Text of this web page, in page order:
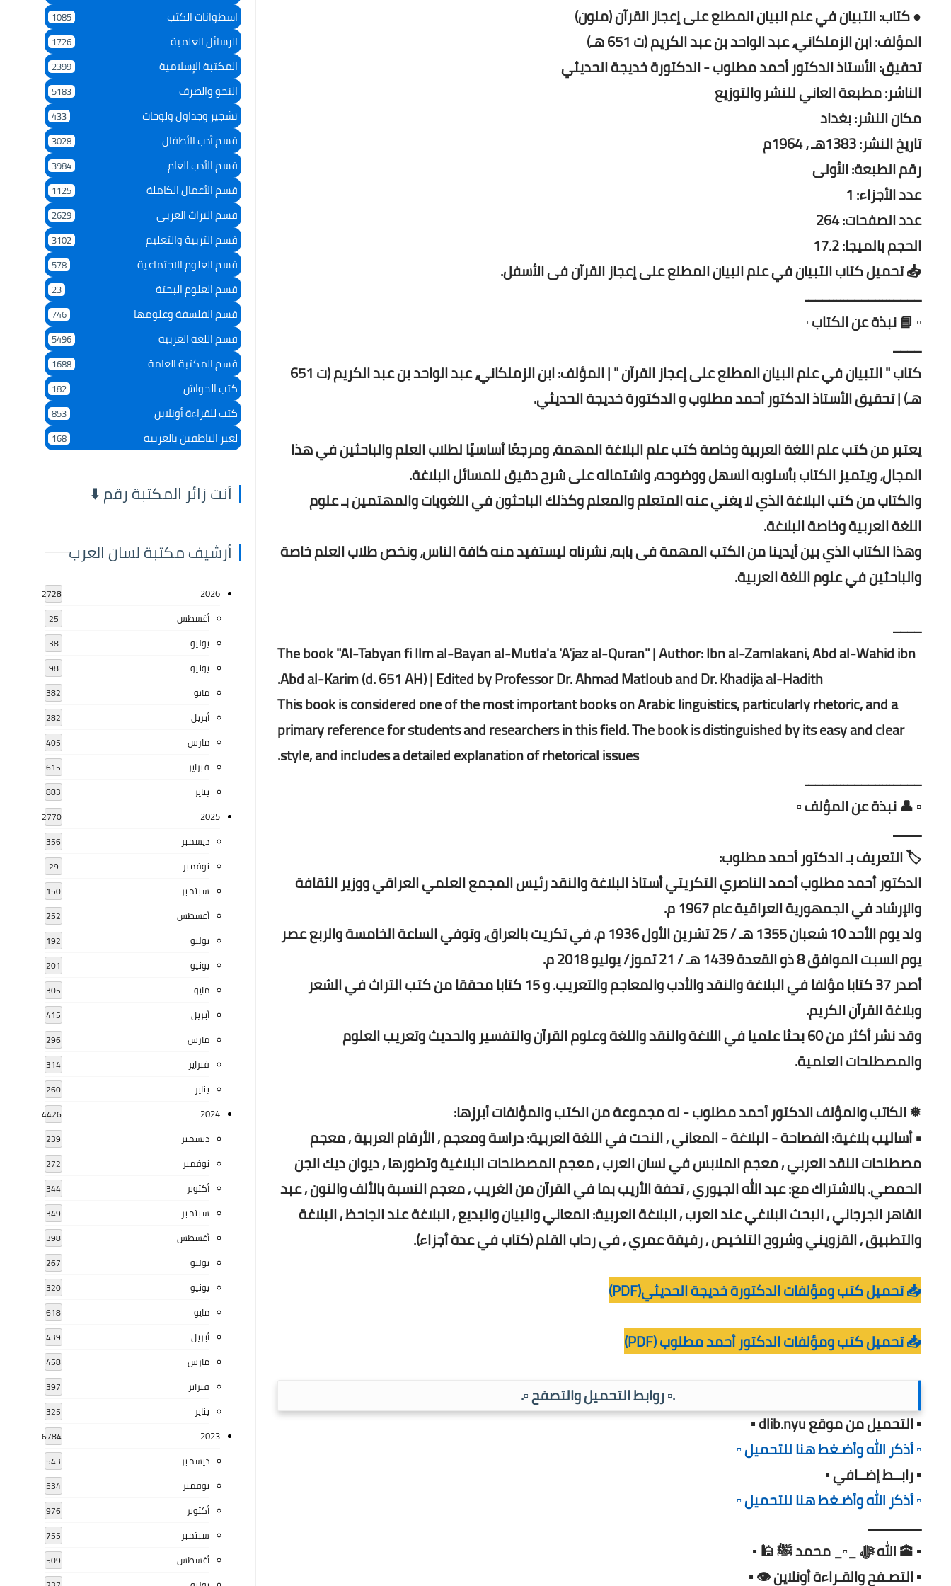
● كتاب: التبيان في علم البيان المطلع على إعجاز القرآن (ملون)
المؤلف: ابن الزملكاني، عبد الواحد بن عبد الكريم (ت 651 هـ)
تحقيق: الأستاذ الدكتور أحمد مطلوب - الدكتورة خديجة الحديثي
الناشر: مطبعة العاني للنشر والتوزيع
مكان النشر: بغداد
تاريخ النشر: 1383هـ ، 1964م
رقم الطبعة: الأولى
عدد الأجزاء: 1
عدد الصفحات: 264
الحجم بالميجا: 17.2
📥 تحميل كتاب التبيان في علم البيان المطلع على إعجاز القرآن فى الأسفل.
ـــــــــــــــــــــــــــــــــ
▫️ 📘 نبذة عن الكتاب ▫️
ــــــــ
كتاب " التبيان في علم البيان المطلع على إعجاز القرآن " | المؤلف: ابن الزملكاني، عبد الواحد بن عبد الكريم (ت 651
هـ) | تحقيق الأستاذ الدكتور أحمد مطلوب و الدكتورة خديجة الحديثي.
يعتبر من كتب علم اللغة العربية وخاصة كتب علم البلاغة المهمة، ومرجعًا أساسيًا لطلاب العلم والباحثين في هذا
المجال، ويتميز الكتاب بأسلوبه السهل ووضوحه، واشتماله على شرح دقيق للمسائل البلاغة.
والكتاب من كتب البلاغة الذي لا يغني عنه المتعلم والمعلم وكذلك الباحثون في اللغويات والمهتمين بـ علوم
اللغة العربية وخاصة البلاغة.
وهذا الكتاب الذي بين أيدينا من الكتب المهمة فى بابه، نشرناه ليستفيد منه كافة الناس، ونخص طلاب العلم خاصة
والباحثين في علوم اللغة العربية.
ــــــــ
The book "Al-Tabyan fi Ilm al-Bayan al-Mutla'a 'A'jaz al-Quran" | Author: Ibn al-Zamlakani, Abd al-Wahid ibn
Abd al-Karim (d. 651 AH) | Edited by Professor Dr. Ahmad Matloub and Dr. Khadija al-Hadith.
This book is considered one of the most important books on Arabic linguistics, particularly rhetoric, and a
primary reference for students and researchers in this field. The book is distinguished by its easy and clear
style, and includes a detailed explanation of rhetorical issues.
ـــــــــــــــــــــــــــــــــ
▫️ 👤 نبذة عن المؤلف ▫️
ــــــــ
🏷️ التعريف بـ الدكتور أحمد مطلوب:
الدكتور أحمد مطلوب أحمد الناصري التكريتي أستاذ البلاغة والنقد رئيس المجمع العلمي العراقي ووزير الثقافة
والإرشاد في الجمهورية العراقية عام 1967 م.
ولد يوم الأحد 10 شعبان 1355 هـ / 25 تشرين الأول 1936 م، في تكريت بالعراق، وتوفي الساعة الخامسة والربع عصر
يوم السبت الموافق 8 ذو القعدة 1439 هـ / 21 تموز/ يوليو 2018 م.
أصدر 37 كتابا مؤلفا في البلاغة والنقد والأدب والمعاجم والتعريب. و 15 كتابا محققا من كتب التراث في الشعر
وبلاغة القرآن الكريم.
وقد نشر أكثر من 60 بحثا علميا في اللاغة والنقد واللغة وعلوم القرآن والتفسير والحديث وتعريب العلوم
والمصطلحات العلمية.
❅ الكاتب والمؤلف الدكتور أحمد مطلوب - له مجموعة من الكتب والمؤلفات أبرزها:
• أساليب بلاغية: الفصاحة - البلاغة - المعاني , النحت في اللغة العربية: دراسة ومعجم , الأرقام العربية , معجم
مصطلحات النقد العربي , معجم الملابس في لسان العرب , معجم المصطلحات البلاغية وتطورها , ديوان ديك الجن
الحمصي. بالاشتراك مع: عبد الله الجيوري , تحفة الأريب بما في القرآن من الغريب , معجم النسبة بالألف والنون , عبد
القاهر الجرجاني , البحث البلاغي عند العرب , البلاغة العربية: المعاني والبيان والبديع , البلاغة عند الجاحظ , البلاغة
والتطبيق , القزويني وشروح التلخيص , رفيقة عمري , في رحاب القلم (كتاب في عدة أجزاء).
📥 تحميل كتب ومؤلفات الدكتورة خديجة الحديثي(PDF)
📥 تحميل كتب ومؤلفات الدكتور أحمد مطلوب (PDF)
.▫️ روابط التحميل والتصفح ▫️.
▪️ التحميل من موقع dlib.nyu ▪️
▫️ أذكر الله وأضـغط هنا للتحميل ▫️
▪️ رابــط إضــافي ▪️
▫️ أذكر الله وأضـغط هنا للتحميل ▫️
ـــــــــــــــ
▪️ 🕋 الله ﷻ _▫️_ محمد ﷺ 🕌 ▪️
▪️ التصـفح والقـراءة أونلاين 👁️ ▪️
اسطوانات الكتب 1085
الرسائل العلمية 1726
المكتبة الإسلامية 2399
النحو والصرف 5183
تشجير وجداول ولوحات 433
قسم أدب الأطفال 3028
قسم الأدب العام 3984
قسم الأعمال الكاملة 1125
قسم التراث العربى 2629
قسم التربية والتعليم 3102
قسم العلوم الاجتماعية 578
قسم العلوم البحتة 23
قسم الفلسفة وعلومها 746
قسم اللغة العربية 5496
قسم المكتبة العامة 1688
كتب الحواش 182
كتب للقراءة أونلاين 853
لغير الناطقين بالعربية 168
أنت زائر المكتبة رقم ⬇️
أرشيف مكتبة لسان العرب
2026
2728
أغسطس 25
يوليو 38
يونيو 98
مايو 382
أبريل 282
مارس 405
فبراير 615
يناير 883
2025
2770
ديسمبر 356
نوفمبر 29
سبتمبر 150
أغسطس 252
يوليو 192
يونيو 201
مايو 305
أبريل 415
مارس 296
فبراير 314
يناير 260
2024
4426
ديسمبر 239
نوفمبر 272
أكتوبر 344
سبتمبر 349
أغسطس 398
يوليو 267
يونيو 320
مايو 618
أبريل 439
مارس 458
فبراير 397
يناير 325
2023
6784
ديسمبر 543
نوفمبر 534
أكتوبر 976
سبتمبر 755
أغسطس 509